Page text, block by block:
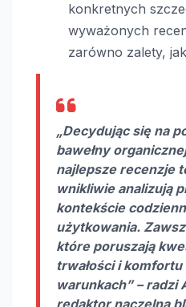
konkretnych
wyważonych
zarówno zalety,
„Decydując się na
bawełny
najlepsze recenzje
wnikliwie analizują
kontekście
użytkowania.
które poruszają
trwałości i
warunkach” – radzi
redaktor naczelna